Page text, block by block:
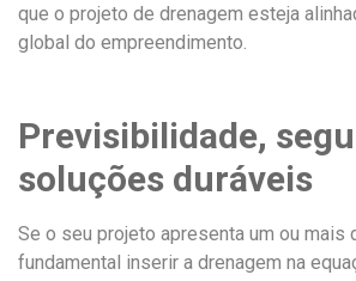
que o projeto de drenagem esteja
global do empreendimento.
Previsibilidade,
soluções duráveis
Se o seu projeto apresenta um ou mais
fundamental inserir a drenagem na